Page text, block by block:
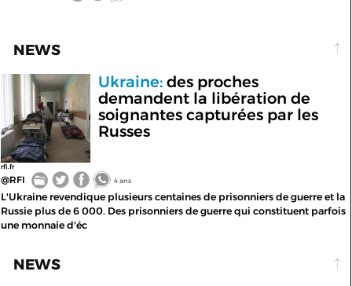
NEWS
rfi.fr
Ukraine:des proches
demandent la libération de
soignantes capturées par les
Russes
@RFI 4 ans
L'Ukraine revendique plusieurs centaines de prisonniers de guerre et la
Russie plus de 6 000. Des prisonniers de guerre qui constituent parfois
une monnaie d'éc
NEWS